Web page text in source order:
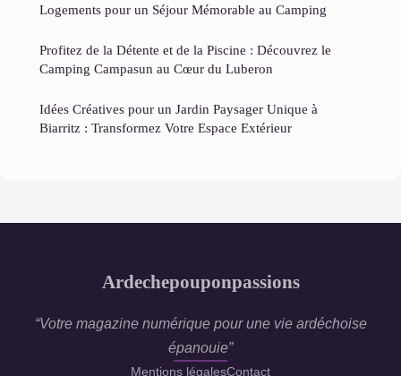
Logements pour un Séjour Mémorable au Camping
Profitez de la Détente et de la Piscine : Découvrez le
Camping Campasun au Cœur du Luberon
Idées Créatives pour un Jardin Paysager Unique à
Biarritz : Transformez Votre Espace Extérieur
Ardechepouponpassions
“Votre magazine numérique pour une vie ardéchoise
épanouie”
Mentions légalesContact